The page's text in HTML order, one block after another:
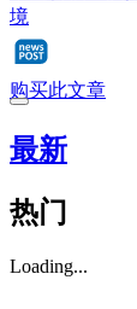
境
购买此文章
最新
热门
Loading...